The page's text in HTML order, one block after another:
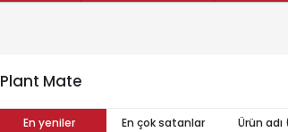
Plant Mate
En yeniler En çok satanlar Ürün